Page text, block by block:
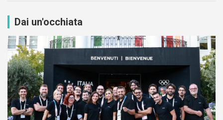
Dai un'occhiata